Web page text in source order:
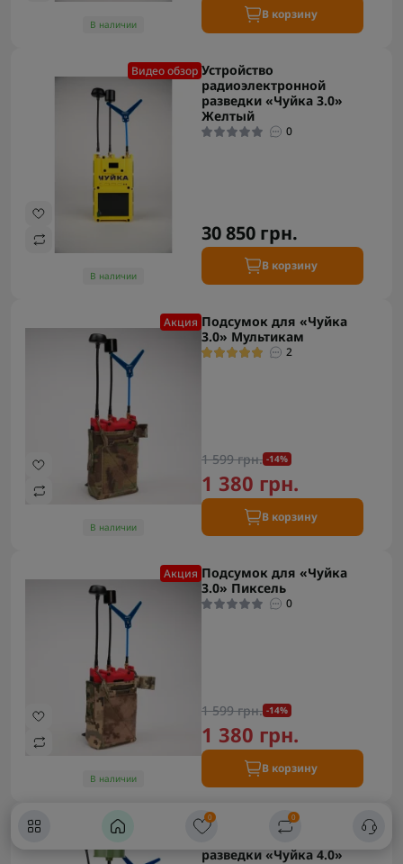
0 0
В наличии
В корзину
Видео обзор
В наличии
Устройство
радиоэлектронной
разведки «Чуйка 3.0»
Желтый
0
30 850 грн.
В корзину
Акция
В наличии
Подсумок для «Чуйка
3.0» Мультикам
2
1 599 грн. -14%
1 380 грн.
В корзину
Акция
В наличии
Подсумок для «Чуйка
3.0» Пиксель
0
1 599 грн. -14%
1 380 грн.
В корзину
Под заказ Рекомендуем Устройство
радиоэлектронной
разведки «Чуйка 4.0»